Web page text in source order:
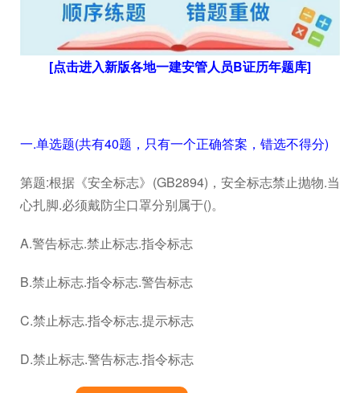
[点击进入新版各地一建安管人员B证历年题库]
一.单选题(共有40题，只有一个正确答案，错选不得分)
第题:根据《安全标志》(GB2894)，安全标志禁止抛物.当
心扎脚.必须戴防尘口罩分别属于()。
A.警告标志.禁止标志.指令标志
B.禁止标志.指令标志.警告标志
C.禁止标志.指令标志.提示标志
D.禁止标志.警告标志.指令标志